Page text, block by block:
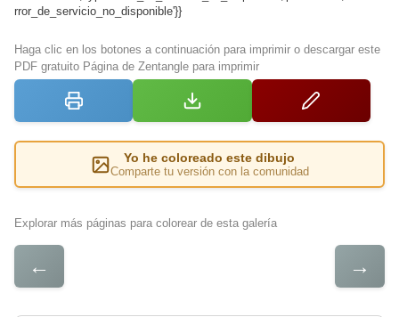
rror_de_servicio_no_disponible'}}
Haga clic en los botones a continuación para imprimir o descargar este
PDF gratuito Página de Zentangle para imprimir
Yo he coloreado este dibujo
Comparte tu versión con la comunidad
Explorar más páginas para colorear de esta galería
← →